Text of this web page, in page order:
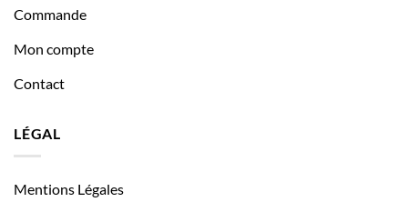
Commande
Mon compte
Contact
LÉGAL
Mentions Légales